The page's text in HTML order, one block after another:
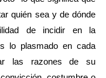
quién sea y de dónde
de incidir en la
lo plasmado en cada
las razones de su